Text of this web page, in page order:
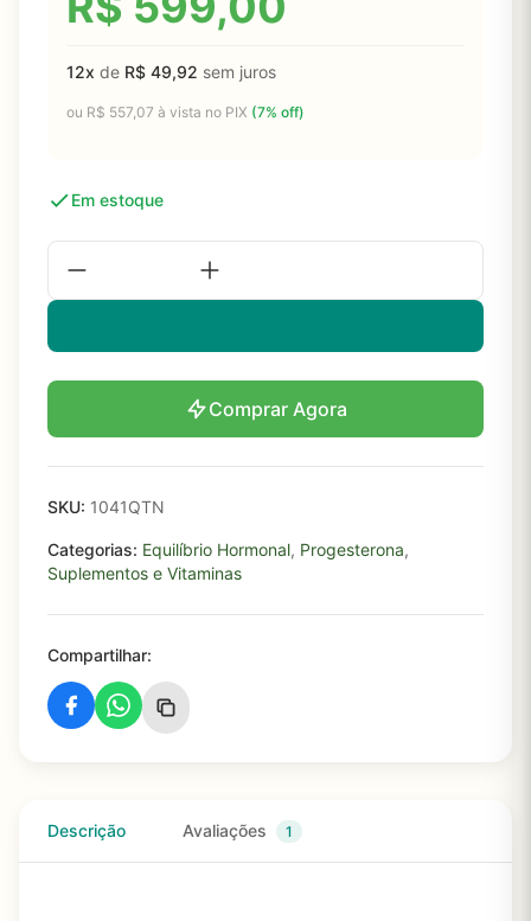
12x de R$ 49,92 sem juros
ou R$ 557,07 à vista no PIX (7% off)
Em estoque
Comprar Agora
SKU: 1041QTN
Categorias: Equilíbrio Hormonal, Progesterona,
Suplementos e Vitaminas
Compartilhar:
Descrição Avaliações 1